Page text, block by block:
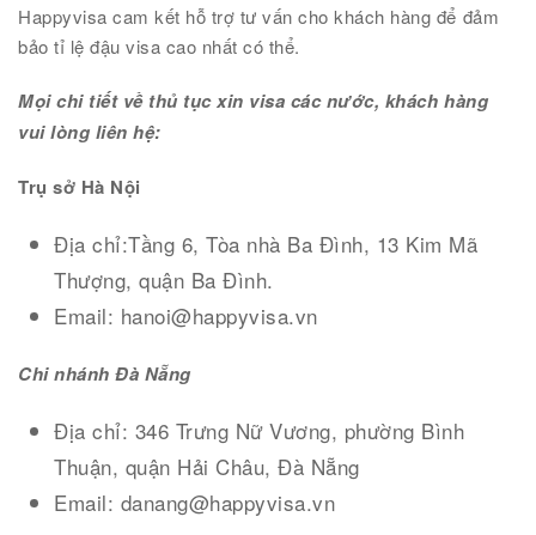
Happyvisa cam kết hỗ trợ tư vấn cho khách hàng để đảm
bảo tỉ lệ đậu visa cao nhất có thể.
Mọi chi tiết về thủ tục xin visa các nước, khách hàng
vui lòng liên hệ:
Trụ sở Hà Nội
Địa chỉ:Tầng 6, Tòa nhà Ba Đình, 13 Kim Mã
Thượng, quận Ba Đình.
Email: hanoi@happyvisa.vn
Chi nhánh Đà Nẵng
Địa chỉ: 346 Trưng Nữ Vương, phường Bình
Thuận, quận Hải Châu, Đà Nẵng
Email: danang@happyvisa.vn